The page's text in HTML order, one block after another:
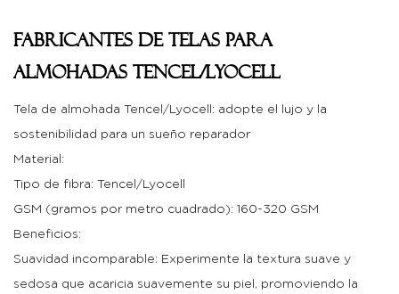
Fabricantes de telas para
almohadas Tencel/Lyocell
Tela de almohada Tencel/Lyocell: adopte el lujo y la
sostenibilidad para un sueño reparador
Material:
Tipo de fibra: Tencel/Lyocell
GSM (gramos por metro cuadrado): 160-320 GSM
Beneficios:
Suavidad incomparable: Experimente la textura suave y
sedosa que acaricia suavemente su piel, promoviendo la